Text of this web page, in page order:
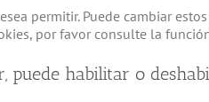
permitir. Puede cambiar
por favor consulte la función
puede habilitar o